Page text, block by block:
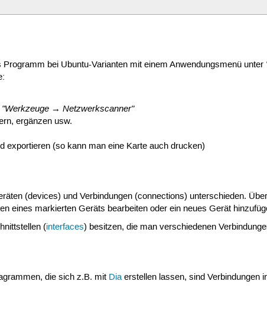
bei Ubuntu-Varianten mit einem Anwendungsmenü unter
"Werkzeuge → Netzwerkscanner"
ergänzen usw.
exportieren (so kann man eine Karte auch drucken)
(devices) und Verbindungen (connections) unterschieden.
eines markierten Geräts bearbeiten oder ein neues Gerät
(interfaces) besitzen, die man verschiedenen
die sich z.B. mit Diaerstellen lassen, sind Verbindungen